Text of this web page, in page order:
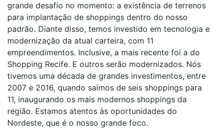
grande desafio no momento: a existência de terrenos
para implantação de shoppings dentro do nosso
padrão. Diante disso, temos investido em tecnologia e
modernização da atual carteira, com 11
empreendimentos. Inclusive, a mais recente foi a do
Shopping Recife. E outros serão modernizados. Nós
tivemos uma década de grandes investimentos, entre
2007 e 2016, quando saímos de seis shoppings para
11, inaugurando os mais modernos shoppings da
região. Estamos atentos às oportunidades do
Nordeste, que é o nosso grande foco.